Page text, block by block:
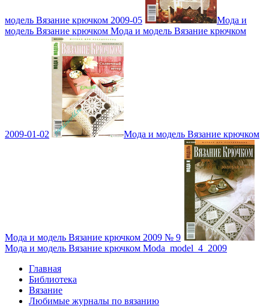
модель Вязание крючком 2009-05
Мода и
модель Вязание крючком Мода и модель Вязание крючком
2009-01-02 Мода и модель Вязание крючком
Мода и модель Вязание крючком 2009 № 9
Мода и модель Вязание крючком Moda_model_4_2009
Главная
Библиотека
Вязание
Любимые журналы по вязанию